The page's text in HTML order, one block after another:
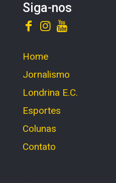
Siga-nos
Home
Jornalismo
Londrina E.C.
Esportes
Colunas
Contato